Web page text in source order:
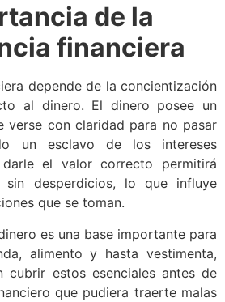
de la
financiera
depende de la concientización
al dinero. El dinero posee un
verse con claridad para no pasar
un esclavo de los intereses
el valor correcto permitirá
sin desperdicios, lo que influye
que se toman.
es una base importante para
alimento y hasta vestimenta,
cubrir estos esenciales antes de
que pudiera traerte malas